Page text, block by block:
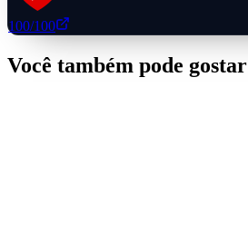
100/100
Você também pode gostar